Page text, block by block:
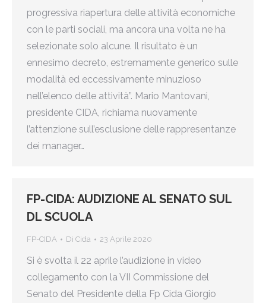
progressiva riapertura delle attività economiche
con le parti sociali, ma ancora una volta ne ha
selezionate solo alcune. Il risultato è un
ennesimo decreto, estremamente generico sulle
modalità ed eccessivamente minuzioso
nell’elenco delle attività”. Mario Mantovani,
presidente CIDA, richiama nuovamente
l’attenzione sull’esclusione delle rappresentanze
dei manager…
FP-CIDA: AUDIZIONE AL SENATO SUL
DL SCUOLA
FP-CIDA Di Cida 23 Aprile 2020
Si è svolta il 22 aprile l’audizione in video
collegamento con la VII Commissione del
Senato del Presidente della Fp Cida Giorgio